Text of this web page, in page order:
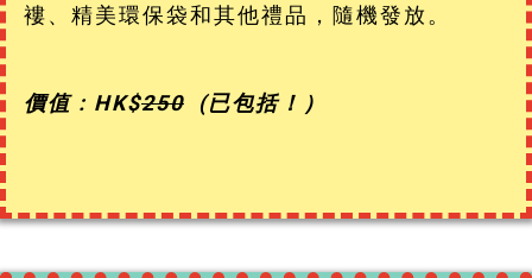
褸、精美環保袋和其他禮品，隨機發放。
價值 : HK$250 (已包括！）